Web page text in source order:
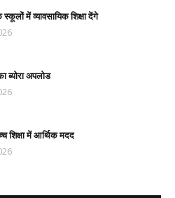
स्कूलों में व्यावसायिक शिक्षा देंगे
ब्योरा अपलोड
शिक्षा में आर्थिक मदद